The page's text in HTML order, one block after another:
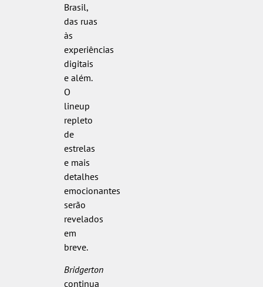
Brasil,
das ruas
às
experiências
digitais
e além.
O
lineup
repleto
de
estrelas
e mais
detalhes
emocionantes
serão
revelados
em
breve.
Bridgerton
continua